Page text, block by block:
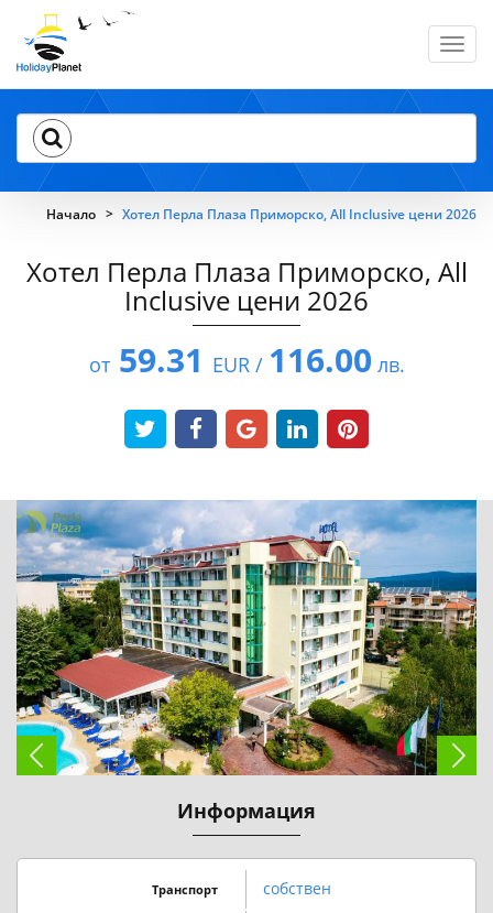
Начало Хотел Перла Плаза Приморско, All Inclusive цени 2026
Хотел Перла Плаза Приморско, All
Inclusive цени 2026
от59.31 EUR / 116.00 лв.
Информация
Транспорт собствен